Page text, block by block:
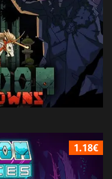
1.18€